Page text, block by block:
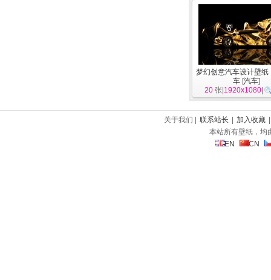
梦幻创意汽车设计壁纸
车 [汽车]
20 张| 1920x1080
关于我们 | 联系站长 加入收藏
本站所有壁纸，均
EN
CN